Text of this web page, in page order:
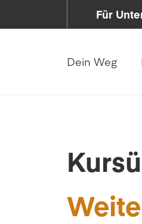
Für
Dein Weg